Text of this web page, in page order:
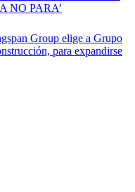
NO PARA’
Group elige a Grupo
para expandirse